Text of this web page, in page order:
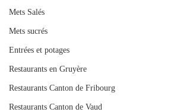
Mets Salés
Mets sucrés
Entrées et potages
Restaurants en Gruyère
Restaurants Canton de Fribourg
Restaurants Canton de Vaud